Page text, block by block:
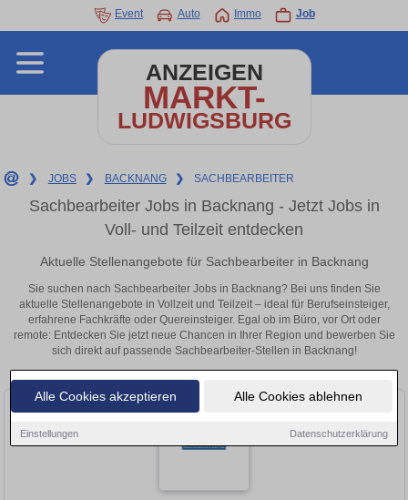
Alle Cookies akzeptieren Alle Cookies ablehnen
Einstellungen Datenschutzerklärung
Event Auto Immo Job
ANZEIGEN
MARKT-
LUDWIGSBURG
❯ JOBS ❯ BACKNANG ❯ SACHBEARBEITER
Sachbearbeiter Jobs in Backnang - Jetzt Jobs in
Voll- und Teilzeit entdecken
Aktuelle Stellenangebote für Sachbearbeiter in Backnang
Sie suchen nach Sachbearbeiter Jobs in Backnang? Bei uns finden Sie
aktuelle Stellenangebote in Vollzeit und Teilzeit – ideal für Berufseinsteiger,
erfahrene Fachkräfte oder Quereinsteiger. Egal ob im Büro, vor Ort oder
remote: Entdecken Sie jetzt neue Chancen in Ihrer Region und bewerben Sie
sich direkt auf passende Sachbearbeiter-Stellen in Backnang!